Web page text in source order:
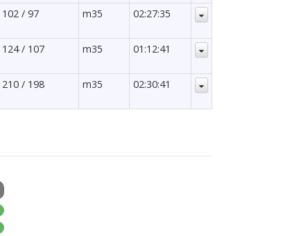
102 / 97 m35 02:27:35
124 / 107 m35 01:12:41
210 / 198 m35 02:30:41